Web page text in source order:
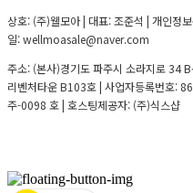
상호: (주)웰모아 | 대표: 조준석 | 개인정
일: wellmoasale@naver.com
주소: (본사)경기도 파주시 소라지로 34
리벤처타운 B103호 | 사업자등록번호:
주-0098 호| 호스팅제공자: (주)식스샵